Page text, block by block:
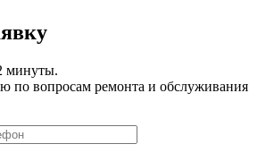
минуты.
по вопросам ремонта и обслуживания